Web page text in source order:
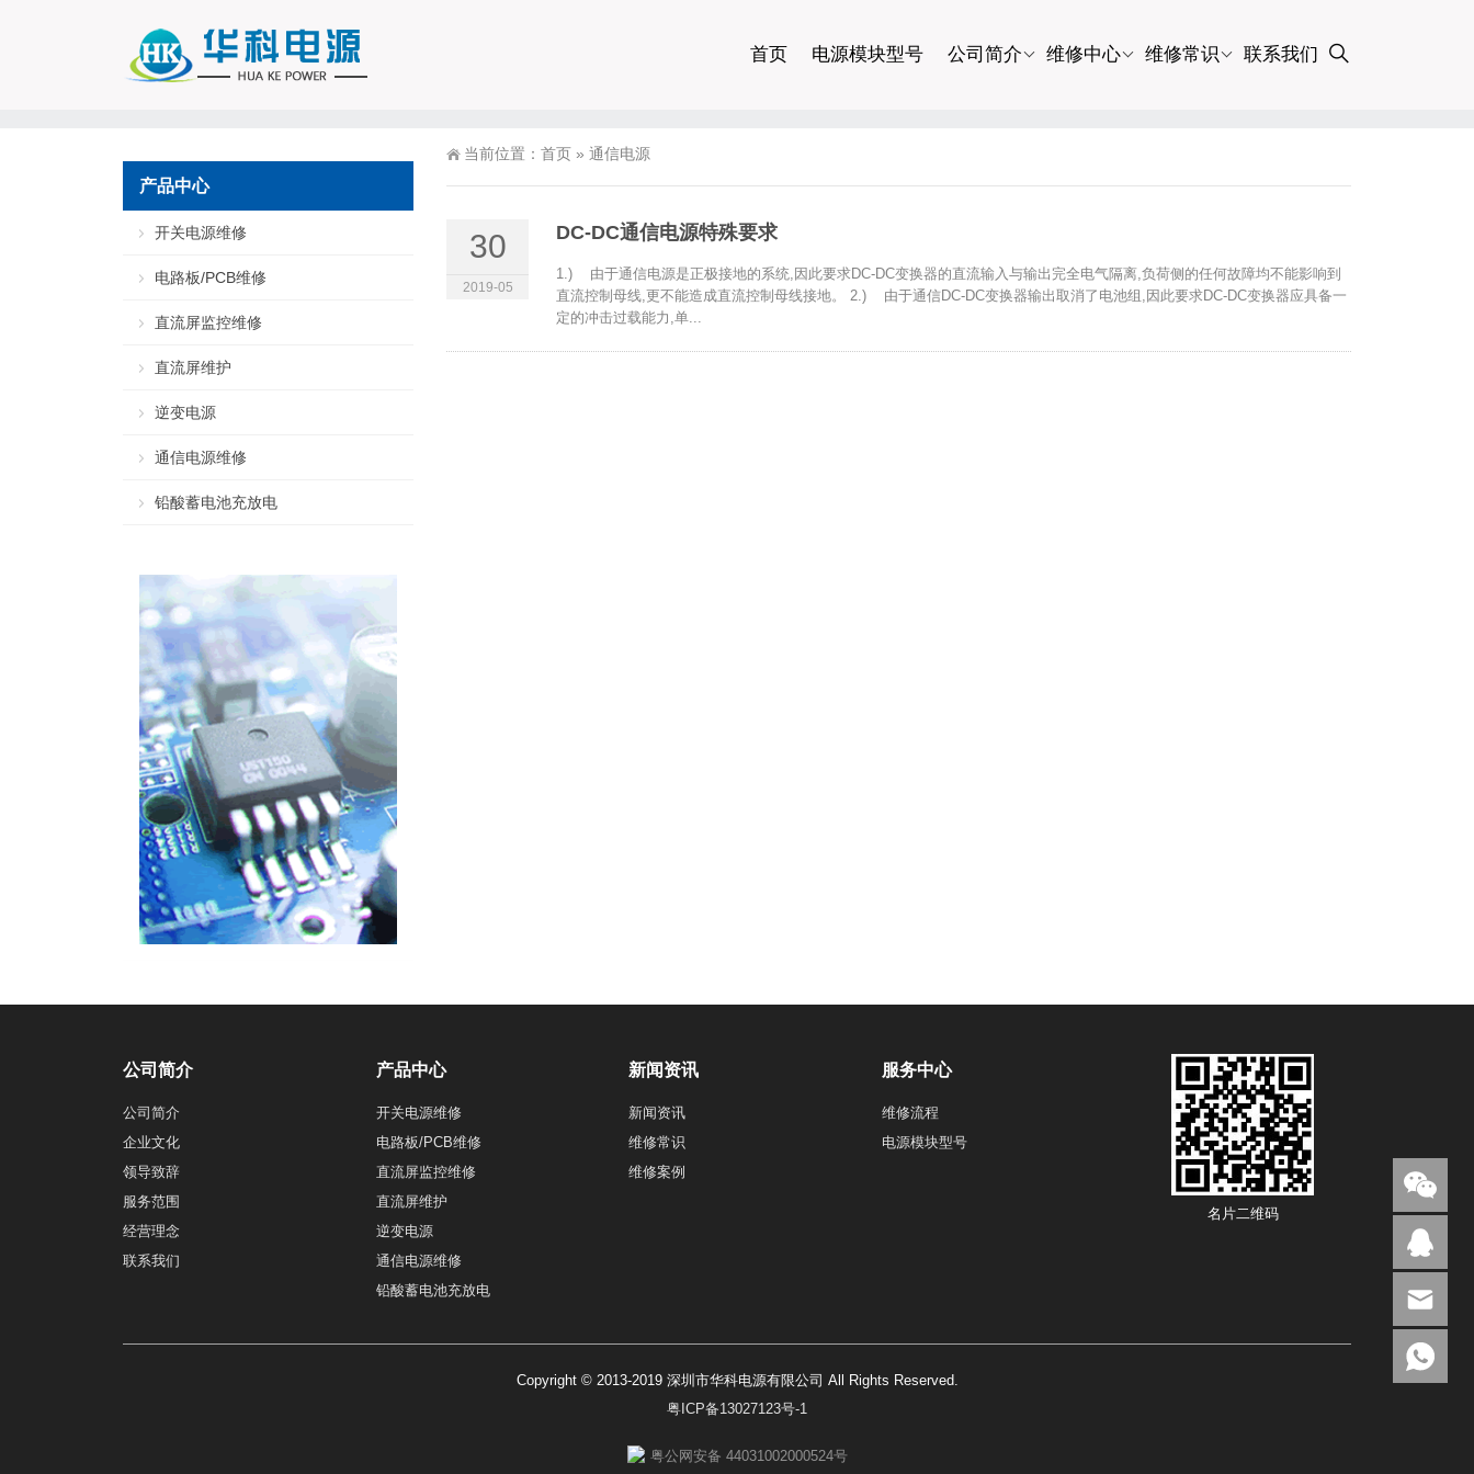
首页 电源模块型号 公司简介 维修中心 维修常识 联系我们
当前位置： 首页 » 通信电源
30
2019-05
DC-DC通信电源特殊要求
1.) 由于通信电源是正极接地的系统,因此要求DC-DC变换器的直流输入与输出完全电气隔离,负荷侧的任何故障均不能影响到
直流控制母线,更不能造成直流控制母线接地。 2.) 由于通信DC-DC变换器输出取消了电池组,因此要求DC-DC变换器应具备一
定的冲击过载能力,单...
产品中心
开关电源维修
电路板/PCB维修
直流屏监控维修
直流屏维护
逆变电源
通信电源维修
铅酸蓄电池充放电
公司简介
公司简介
企业文化
领导致辞
服务范围
经营理念
联系我们
产品中心
开关电源维修
电路板/PCB维修
直流屏监控维修
直流屏维护
逆变电源
通信电源维修
铅酸蓄电池充放电
新闻资讯
新闻资讯
维修常识
维修案例
服务中心
维修流程
电源模块型号
名片二维码
Copyright © 2013-2019 深圳市华科电源有限公司 All Rights Reserved.
粤ICP备13027123号-1
粤公网安备 44031002000524号